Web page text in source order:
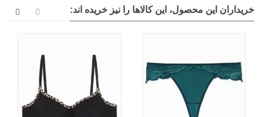
خریداران این محصول، این کالاها را نیز خریده اند: